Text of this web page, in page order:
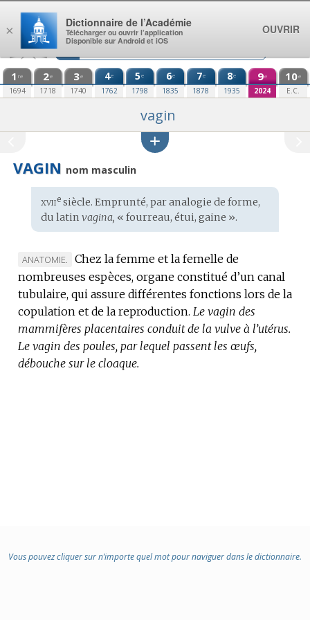
Aller au contenu
1 re
1694
2e
1718
3e
1740
4e
1762
5e
1798
6e
1835
7e
1878
8e
1935
9e
2024
10e
E.C.
vagin
VAGIN nom masculin
Étymologie
:
xviiesiècle. Emprunté, par analogie de forme,
du latin vagina, « fourreau, étui, gaine ».
MARQUE
DE
DOMAINE
:
ANATOMIE.
Chez la femme et la femelle de
nombreuses espèces, organe constitué d’un canal
tubulaire, qui assure différentes fonctions lors de la
copulation et de la reproduction. Le vagin des
mammifères placentaires conduit de la vulve à l’utérus.
Le vagin des poules, par lequel passent les œufs,
débouche sur le cloaque.
Vous pouvez cliquer sur n’importe quel mot pour naviguer dans le dictionnaire.
×
Dictionnaire de l’Académie
Télécharger ou ouvrir l’application
Disponible sur Android et iOS
OUVRIR